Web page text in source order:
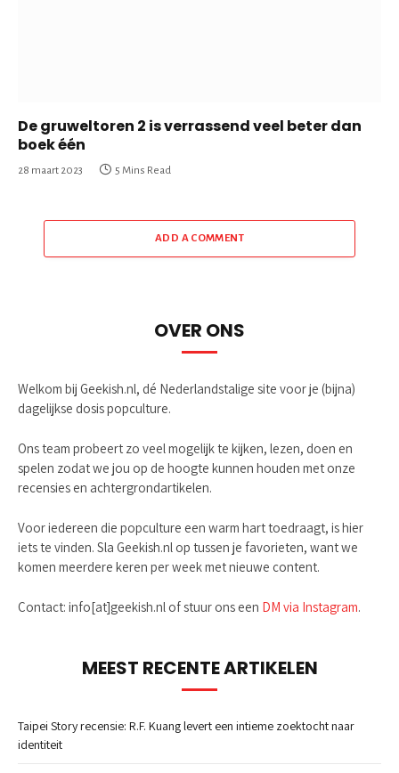
De gruweltoren 2 is verrassend veel beter dan
boek één
28 maart 2023 5 Mins Read
ADD A COMMENT
OVER ONS
Welkom bij Geekish.nl, dé Nederlandstalige site voor je (bijna)
dagelijkse dosis popculture.
Ons team probeert zo veel mogelijk te kijken, lezen, doen en
spelen zodat we jou op de hoogte kunnen houden met onze
recensies en achtergrondartikelen.
Voor iedereen die popculture een warm hart toedraagt, is hier
iets te vinden. Sla Geekish.nl op tussen je favorieten, want we
komen meerdere keren per week met nieuwe content.
Contact: info[at]geekish.nl of stuur ons een DM via Instagram.
MEEST RECENTE ARTIKELEN
Taipei Story recensie: R.F. Kuang levert een intieme zoektocht naar
identiteit